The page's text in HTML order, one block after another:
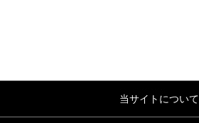
当サイトについて